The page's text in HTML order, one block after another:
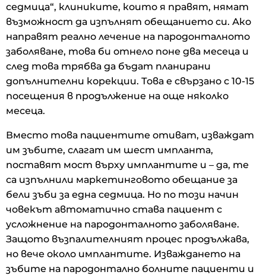
седмица“, клиниките, които я правят, нямат
възможност да изпълнят обещанието си. Ако
направят реално лечение на пародонталното
заболяване, това би отнело поне два месеца и
след това трябва да бъдат планирани
допълнителни корекции. Това е свързано с 10-15
посещения в продължение на още няколко
месеца.
Вместо това пациентите отиват, изваждат
им зъбите, слагат им шест импланта,
поставят мост върху имплантите и – да, те
са изпълнили маркетинговото обещание за
бели зъби за една седмица. Но по този начин
човекът автоматично става пациент с
усложнение на пародонталното заболяване.
Защото възпалителният процес продължава,
но вече около имплантите. Изваждането на
зъбите на пародонтално болните пациенти и